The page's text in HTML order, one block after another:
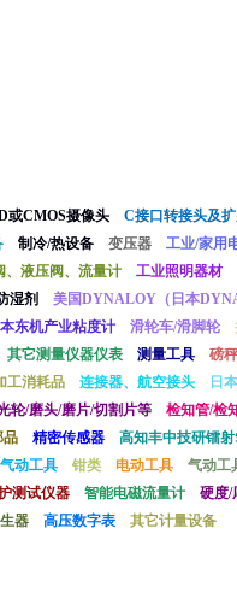
或CMOS摄像头 C接口转接头及
制冷/热设备 变压器
工业/家用
、液压阀、流量计 工业照明器材
湿剂
美国DYNALOY（日本
本东机产业粘度计 滑轮车/滑脚轮
其它测量仪器仪表 测量工具 磅
工消耗品 连接器、航空接头
日
轮/磨头/磨片/切割片等 检知管/检
品 精密传感器 高知丰中技研镭
动工具 钳类 电动工具 气动工
测试仪器 智能电磁流量计
硬度/
器 高压数字表 其它计量设备